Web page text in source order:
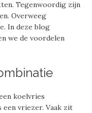
Tegenwoordig zijn
Overweeg
In deze blog
we de voordelen
koelvries
vriezer. Vaak zit